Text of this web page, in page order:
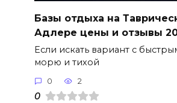
Базы отдыха на
Адлере цены и отзывы
Если искать вариант с
морю и тихой
0 2
0